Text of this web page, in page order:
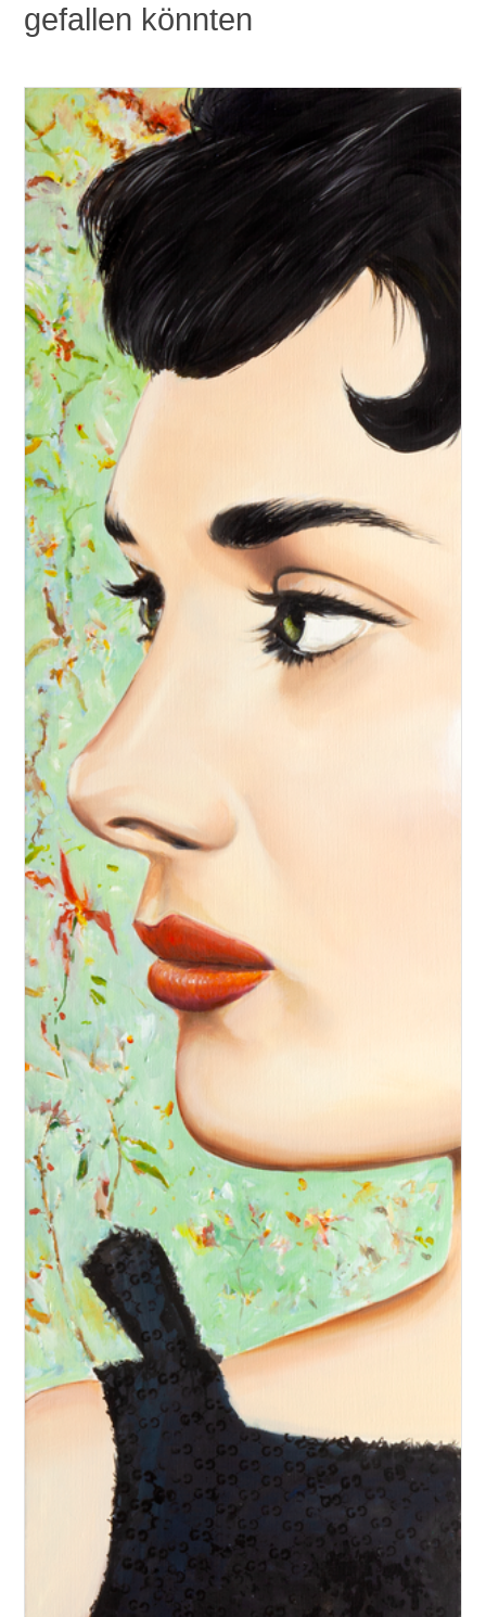
gefallen könnten